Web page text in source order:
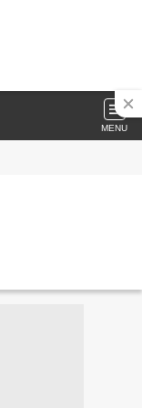
MENU